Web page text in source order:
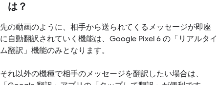
は？
先の動画のように、相手から送られてくるメッセージが即座
に自動翻訳されていく機能は、Google Pixel 6 の「リアルタイ
ム翻訳」機能のみとなります。
それ以外の機種で相手のメッセージを翻訳したい場合は、